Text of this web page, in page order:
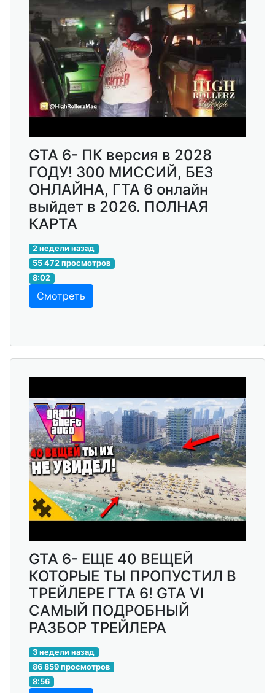
GTA 6- ПК версия в 2028
ГОДУ! 300 МИССИЙ, БЕЗ
ОНЛАЙНА, ГТА 6 онлайн
выйдет в 2026. ПОЛНАЯ
КАРТА
2 недели назад
55 472 просмотров
8:02
Смотреть
GTA 6- ЕЩЕ 40 ВЕЩЕЙ
КОТОРЫЕ ТЫ ПРОПУСТИЛ В
ТРЕЙЛЕРЕ ГТА 6! GTA VI
САМЫЙ ПОДРОБНЫЙ
РАЗБОР ТРЕЙЛЕРА
3 недели назад
86 859 просмотров
8:56